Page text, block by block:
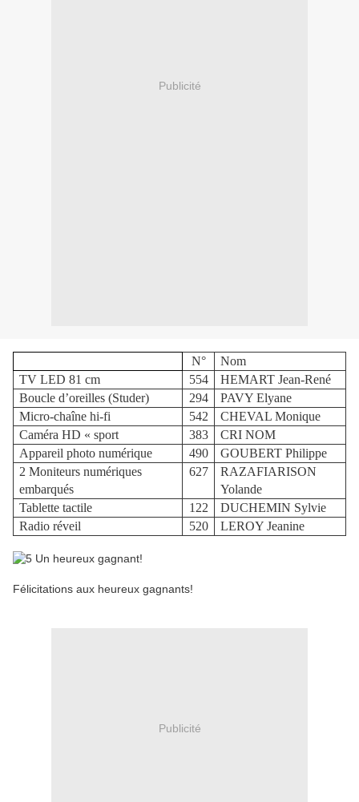
Publicité
N°
Nom
TV LED 81 cm
554
HEMART Jean-René
Boucle d’oreilles (Studer)
294
PAVY Elyane
Micro-chaîne hi-fi
542
CHEVAL Monique
Caméra HD « sport
383
CRI NOM
Appareil photo numérique
490
GOUBERT Philippe
2 Moniteurs numériques
embarqués
627
RAZAFIARISON
Yolande
Tablette tactile
122
DUCHEMIN Sylvie
Radio réveil
520 LEROY Jeanine
Félicitations aux heureux gagnants!
Publicité